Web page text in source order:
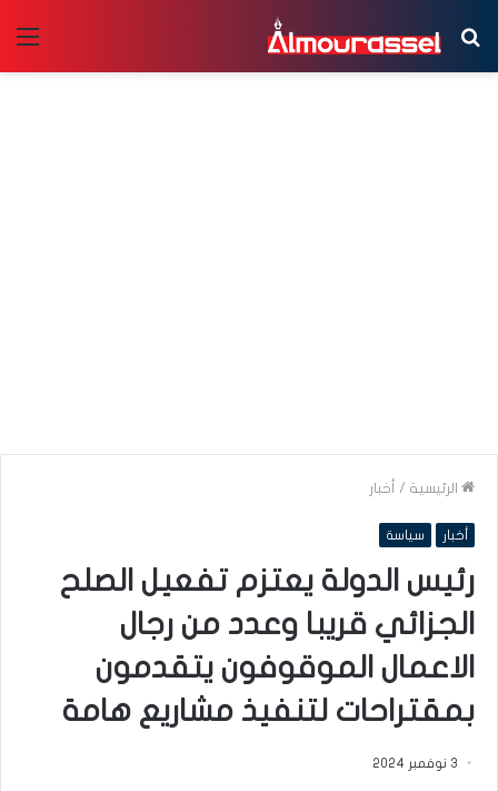
بحث
عن
الرئيسية / أخبار
أخبار سياسة
رئيس الدولة يعتزم تفعيل الصلح
الجزائي قريبا وعدد من رجال
الاعمال الموقوفون يتقدمون
بمقتراحات لتنفيذ مشاريع هامة
3 نوفمبر 2024